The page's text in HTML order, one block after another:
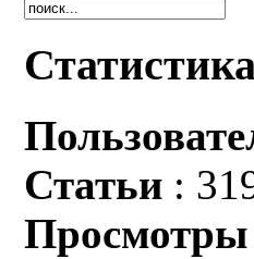
Статьи :
Просмотры